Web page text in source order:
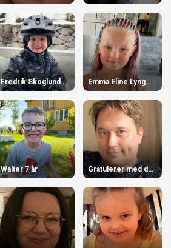
Fredrik Skoglund 3 år Emma Eline Lyngmo Nordgård 10 år
Walter 7 år Gratulerer med dagen 39 år